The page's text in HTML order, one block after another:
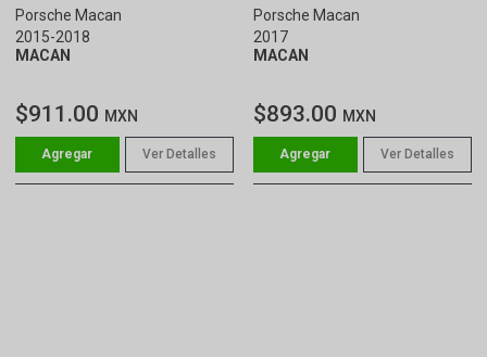
Porsche Macan
2015-2018
MACAN
$911.00 MXN
Ver Detalles
Porsche Macan
2017
MACAN
$893.00 MXN
Ver Detalles